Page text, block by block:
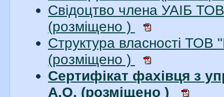
Свідоцтво члена УАІБ
(розміщено )
Структура власності
(розміщено )
Сертифікат фахівця з
А.О. (розміщено )